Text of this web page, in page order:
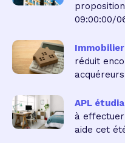
09:00:00/
réduit
acquéreurs
APL
à
aide cet